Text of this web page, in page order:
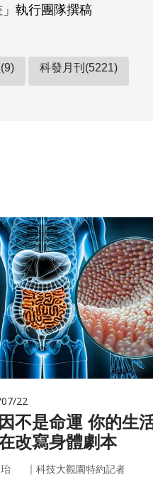
執行團隊撰稿
科發月刊(5221)
22
是命運 你的生活習慣
改寫身體劇本
｜ 科技大觀園特約記者